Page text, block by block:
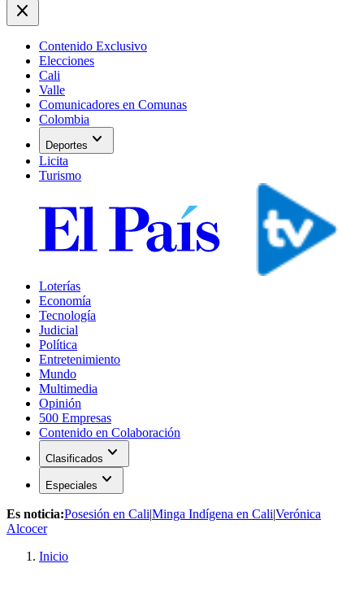
close
Contenido Exclusivo
Elecciones
Cali
Valle
Comunicadores en Comunas
Colombia
Deportes expand_more
Licita
Turismo
Loterías
Economía
Tecnología
Judicial
Política
Entretenimiento
Mundo
Multimedia
Opinión
500 Empresas
Contenido en Colaboración
Clasificados expand_more
Especiales expand_more
Es noticia:Posesión en Cali|Minga Indígena en Cali|Verónica
Alcocer
Inicio